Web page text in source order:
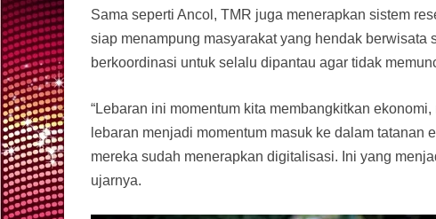
Sama seperti Ancol, TMR juga menerapkan sistem
siap menampung masyarakat yang hendak berwisata
berkoordinasi untuk selalu dipantau agar tidak
“Lebaran ini momentum kita membangkitkan
lebaran menjadi momentum masuk ke dalam
mereka sudah menerapkan digitalisasi. Ini yang
ujarnya.